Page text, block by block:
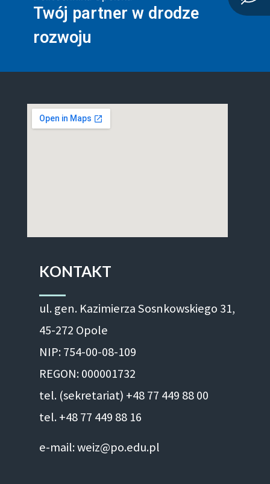
Twój partner w drodze
rozwoju
KONTAKT
ul. gen. Kazimierza Sosnkowskiego 31,
45-272 Opole
NIP: 754-00-08-109
REGON: 000001732
tel. (sekretariat) +48 77 449 88 00
tel. +48 77 449 88 16
e-mail: weiz@po.edu.pl